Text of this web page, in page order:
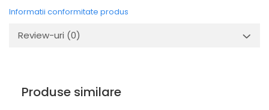
Informatii conformitate produs
Review-uri (0)
Produse similare